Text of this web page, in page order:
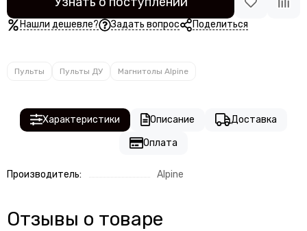
Нашли дешевле? Задать вопрос Поделиться
Пульты Пульты ДУ Магнитолы Alpine
Характеристики Описание
Доставка
Оплата
Производитель: Alpine
Отзывы о товаре